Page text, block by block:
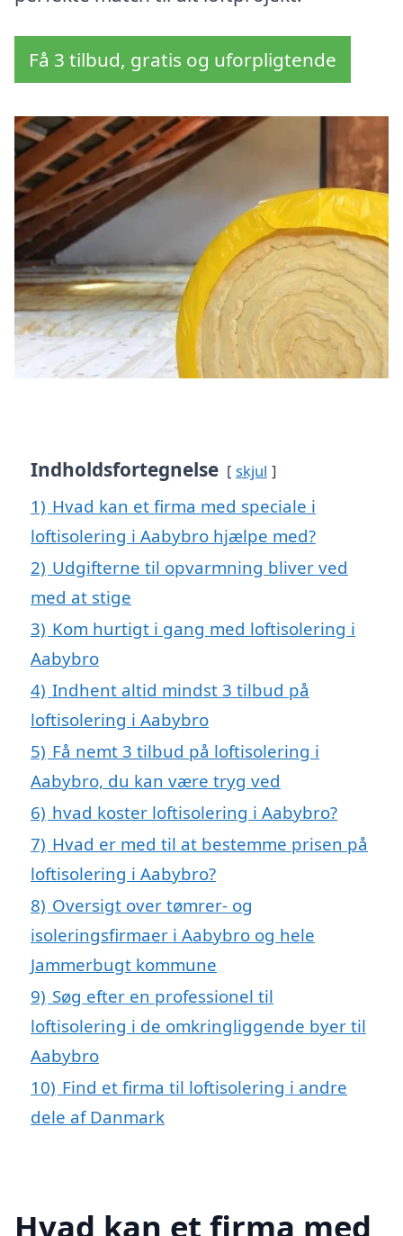
Få 3 tilbud, gratis og uforpligtende
Indholdsfortegnelse skjul
1) Hvad kan et firma med speciale i
loftisolering i Aabybro hjælpe med?
2) Udgifterne til opvarmning bliver ved
med at stige
3) Kom hurtigt i gang med loftisolering i
Aabybro
4) Indhent altid mindst 3 tilbud på
loftisolering i Aabybro
5) Få nemt 3 tilbud på loftisolering i
Aabybro, du kan være tryg ved
6) hvad koster loftisolering i Aabybro?
7) Hvad er med til at bestemme prisen på
loftisolering i Aabybro?
8) Oversigt over tømrer- og
isoleringsfirmaer i Aabybro og hele
Jammerbugt kommune
9) Søg efter en professionel til
loftisolering i de omkringliggende byer til
Aabybro
10) Find et firma til loftisolering i andre
dele af Danmark
Hvad kan et firma med